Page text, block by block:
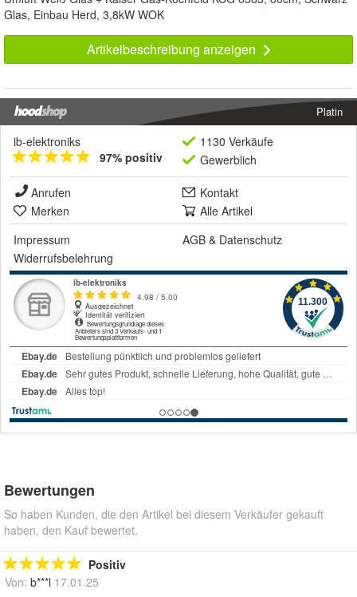
Glas, Einbau Herd, 3,8kW WOK
Artikelbeschreibung anzeigen
Platin
ib-elektroniks
97% positiv
1130 Verkäufe
Gewerblich
Anrufen
Kontakt
Merken
Alle Artikel
Impressum
AGB & Datenschutz
Widerrufsbelehrung
Bewertungen
So haben Kunden, die den Artikel bei diesem Verkäufer gekauft
haben, den Kauf bewertet.
Positiv
Von: b***l 17.01.25